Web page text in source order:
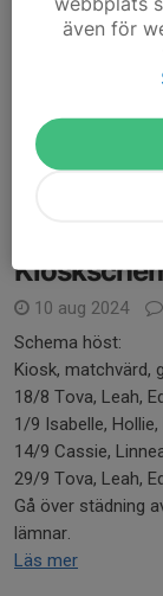
Ni får byta dagar
Tänk på att
10 aug 2024
Schema höst:
Kiosk, matchvärd,
18/8 Tova, Leah,
1/9 Isabelle, Hollie,
14/9 Cassie,
29/9 Tova, Leah,
Gå över städning
lämnar.
Läs mer
även för